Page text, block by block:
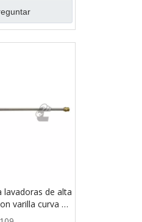
lavadoras de alta
varilla curva de
M22, 25050